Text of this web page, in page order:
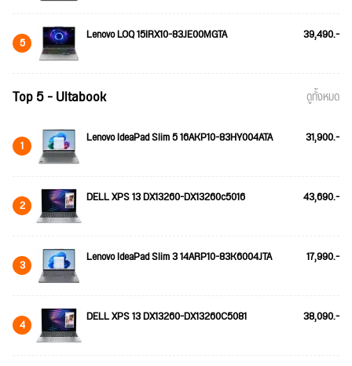
5 Lenovo LOQ 15IRX10-83JE00MGTA 39,490.-
Top 5 - Ultabook ดูทั้งหมด
1 Lenovo IdeaPad Slim 5 16AKP10-83HY004ATA 31,900.-
2 DELL XPS 13 DX13260-DX13260c5016 43,690.-
3 Lenovo IdeaPad Slim 3 14ARP10-83K6004JTA 17,990.-
4 DELL XPS 13 DX13260-DX13260C5081 38,090.-